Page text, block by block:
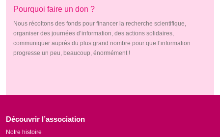
Pourquoi faire un don ?
Nous récoltons des fonds pour financer la recherche scientifique,
organiser des journées d’information, des actions solidaires,
communiquer auprès du plus grand nombre pour que l’information
progresse un peu, beaucoup, énormément !
Découvrir l’association
Notre histoire